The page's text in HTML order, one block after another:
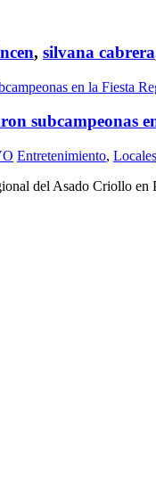
, silvana cabrera
subcampeonas
Entretenimiento, Locales
del Asado Criollo